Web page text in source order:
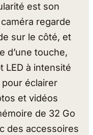
est son
regarde
sur le côté, et
d’une touche,
LED à intensité
éclairer
et vidéos
de 32 Go
des accessoires